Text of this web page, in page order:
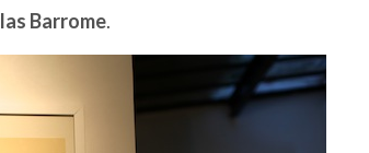
Barrome.